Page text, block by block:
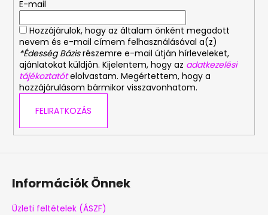
E-mail
Hozzájárulok, hogy az általam önként megadott
nevem és e-mail címem felhasználásával a(z)
*Édesség Bázisrészemre e-mail útján hírleveleket,
ajánlatokat küldjön. Kijelentem, hogy az adatkezelési
tájékoztatót elolvastam. Megértettem, hogy a
hozzájárulásom bármikor visszavonhatom.
FELIRATKOZÁS
Információk Önnek
Üzleti feltételek (ÁSZF)